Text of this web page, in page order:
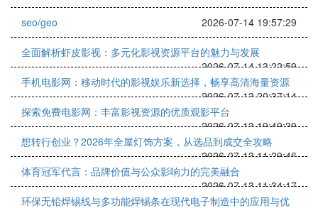
seo/geo 2026-07-14 19:57:29
全面解析虾皮影视：多元化影视资源平台的魅力与发展
2026-07-14 13:22:59
手机电影网：移动时代的影视娱乐新选择，畅享高清海量资源
2026-07-13 20:37:14
探索免费电影网：丰富影视资源的优质观影平台
2026-07-13 19:49:39
想转行创业？2026年全屋灯饰方案，从选品到成交全攻略
2026-07-13 11:29:46
体育冠军代言：品牌价值与公众影响力的完美融合
2026-07-13 11:34:17
环保无铅焊锡线与多功能焊锡条在现代电子制造中的应用与优